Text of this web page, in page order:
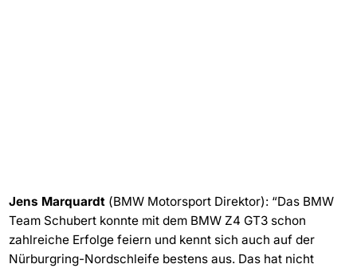
Jens Marquardt(BMW Motorsport Direktor): “Das BMW
Team Schubert konnte mit dem BMW Z4 GT3 schon
zahlreiche Erfolge feiern und kennt sich auch auf der
Nürburgring-Nordschleife bestens aus. Das hat nicht